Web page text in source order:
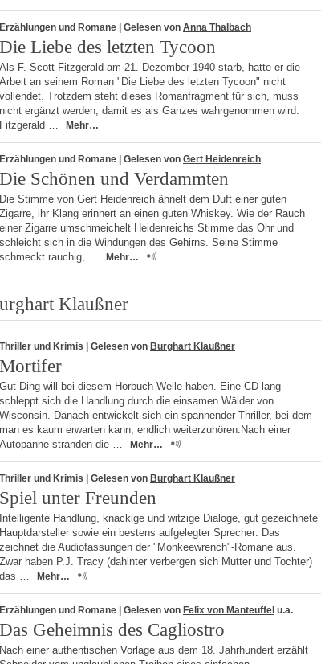
Erzählungen und Romane | Gelesen von Anna Thalbach
Die Liebe des letzten Tycoon
Als F. Scott Fitzgerald am 21. Dezember 1940 starb, hatte er die
Arbeit an seinem Roman "Die Liebe des letzten Tycoon" nicht
vollendet. Trotzdem steht dieses Romanfragment für sich, muss
nicht ergänzt werden, damit es als Ganzes wahrgenommen wird.
Fitzgerald …
Mehr…
Erzählungen und Romane | Gelesen von Gert Heidenreich
Die Schönen und Verdammten
Die Stimme von Gert Heidenreich ähnelt dem Duft einer guten
Zigarre, ihr Klang erinnert an einen guten Whiskey. Wie der Rauch
einer Zigarre umschmeichelt Heidenreichs Stimme das Ohr und
schleicht sich in die Windungen des Gehirns. Seine Stimme
schmeckt rauchig, …
Mehr…
Klaußner
Thriller und Krimis | Gelesen von Burghart Klaußner
Mortifer
Gut Ding will bei diesem Hörbuch Weile haben. Eine CD lang
schleppt sich die Handlung durch die einsamen Wälder von
Wisconsin. Danach entwickelt sich ein spannender Thriller, bei dem
man es kaum erwarten kann, endlich weiterzuhören.Nach einer
Autopanne stranden die …
Mehr…
Thriller und Krimis | Gelesen von Burghart Klaußner
Spiel unter Freunden
Intelligente Handlung, knackige und witzige Dialoge, gut gezeichnete
Hauptdarsteller sowie ein bestens aufgelegter Sprecher: Das
zeichnet die Audiofassungen der "Monkeewrench"-Romane aus.
Zwar haben P.J. Tracy (dahinter verbergen sich Mutter und Tochter)
das …
Mehr…
Erzählungen und Romane | Gelesen von Felix von Manteuffel u.a.
Das Geheimnis des Cagliostro
Nach einer authentischen Vorlage aus dem 18. Jahrhundert erzählt